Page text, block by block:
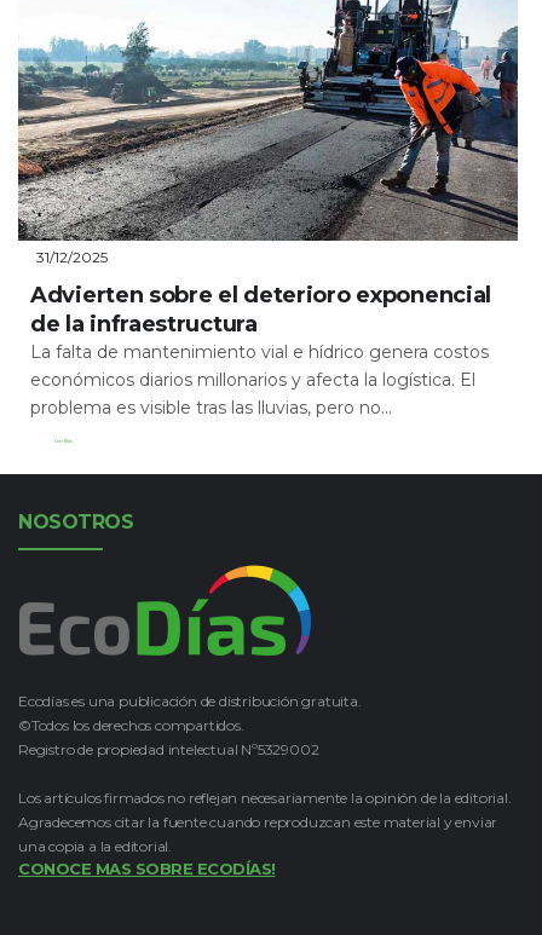
31/12/2025
Advierten sobre el deterioro exponencial
de la infraestructura
La falta de mantenimiento vial e hídrico genera costos
económicos diarios millonarios y afecta la logística. El
problema es visible tras las lluvias, pero no...
Leer Más
NOSOTROS
Ecodías es una publicación de distribución gratuita.
©Todos los derechos compartidos.
Registro de propiedad intelectual Nº5329002
Los artículos firmados no reflejan necesariamente la opinión de la editorial.
Agradecemos citar la fuente cuando reproduzcan este material y enviar
una copia a la editorial.
CONOCE MAS SOBRE ECODÍAS!